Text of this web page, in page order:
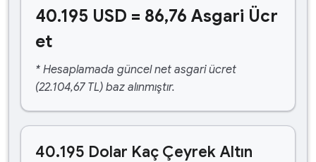
40.195 USD = 86,76 Asgari Ücr
et
* Hesaplamada güncel net asgari ücret
(22.104,67 TL) baz alınmıştır.
40.195 Dolar Kaç Çeyrek Altın